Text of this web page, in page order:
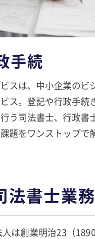
手続
スは、中小企業のビ
ス。登記や行政手続
う司法書士、行政書
題をワンストップで
法書士業
は創業明治23（1890